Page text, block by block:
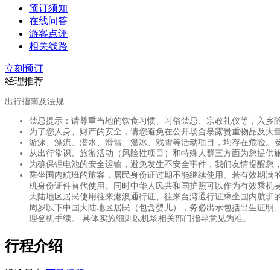
预订须知
在线问答
游客点评
相关线路
立刻预订
经理推荐
出行指南及法规
禁忌提示：请尊重当地的饮食习惯、习俗禁忌、宗教礼仪等，入乡
为了您人身、财产的安全，请您避免在公开场合暴露贵重物品及大
游泳、漂流、潜水、滑雪、溜冰、戏雪等活动项目，均存在危险。
从出行常识、旅游活动（风险性项目）和特殊人群三方面为您提供
为确保锂电池的安全运输，避免发生不安全事件，我们友情提醒您
乘坐国内航班的旅客，居民身份证过期不能继续使用。若有效期
机身份证件替代使用。同时中华人民共和国护照可以作为有效乘
大陆地区居民使用往来港澳通行证、往来台湾通行证乘坐国内航
周岁以下中国大陆地区居民（包含婴儿），务必出示包括出生证
理登机手续。 具体实施细则以机场相关部门指导意见为准。
行程介绍